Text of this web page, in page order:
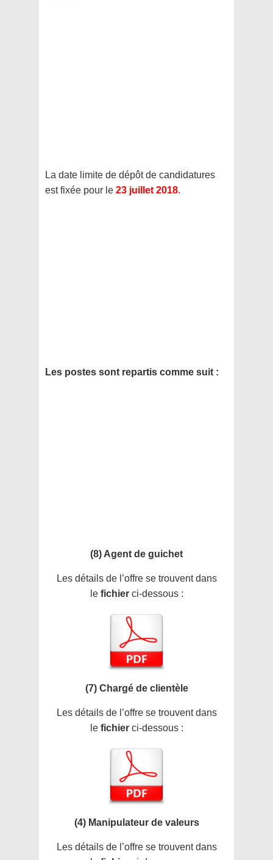
La date limite de dépôt de candidatures
est fixée pour le 23 juillet 2018.
Les postes sont repartis comme suit :
(8) Agent de guichet
Les détails de l’offre se trouvent dans
le fichierci-dessous :
(7) Chargé de clientèle
Les détails de l’offre se trouvent dans
le fichierci-dessous :
(4) Manipulateur de valeurs
Les détails de l’offre se trouvent dans